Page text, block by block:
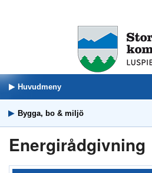
Huvudmeny
Bygga, bo & miljö
Energirådgivning